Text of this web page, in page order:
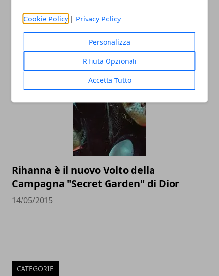
Cookie Policy | Privacy Policy
Personalizza
Rifiuta Opzionali
Accetta Tutto
Jurassic World, al cinema l'ultimo
capitolo della saga di Steven Spielberg
Rihanna è il nuovo Volto della
Campagna "Secret Garden" di Dior
14/05/2015
CATEGORIE